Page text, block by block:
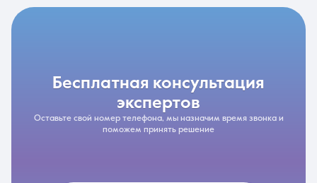
бесплатная консультация
экспертов
Оставьте свой номер телефона, мы назначим время звонка и
поможем принять решение